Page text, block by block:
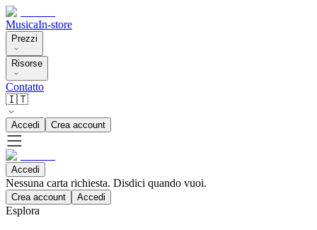
MusicaIn-store
Prezzi
Risorse
Contatto
🇮🇹
Accedi Crea account
Accedi
Nessuna carta richiesta. Disdici quando vuoi.
Crea account Accedi
Esplora